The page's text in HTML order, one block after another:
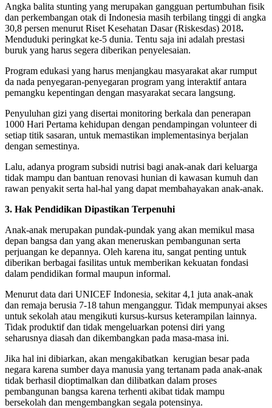
Angka balita stunting yang merupakan gangguan pertumbuhan fisik
dan perkembangan otak di Indonesia masih terbilang tinggi di angka
30,8 persen menurut Riset Kesehatan Dasar (Riskesdas) 2018.
Menduduki peringkat ke-5 dunia. Tentu saja ini adalah prestasi
buruk yang harus segera diberikan penyelesaian.
Program edukasi yang harus menjangkau masyarakat akar rumput
da nada penyegaran-penyegaran program yang interaktif antara
pemangku kepentingan dengan masyarakat secara langsung.
Penyuluhan gizi yang disertai monitoring berkala dan penerapan
1000 Hari Pertama kehidupan dengan pendampingan volunteer di
setiap titik sasaran, untuk memastikan implementasinya berjalan
dengan semestinya.
Lalu, adanya program subsidi nutrisi bagi anak-anak dari keluarga
tidak mampu dan bantuan renovasi hunian di kawasan kumuh dan
rawan penyakit serta hal-hal yang dapat membahayakan anak-anak.
3. Hak Pendidikan Dipastikan Terpenuhi
Anak-anak merupakan pundak-pundak yang akan memikul masa
depan bangsa dan yang akan meneruskan pembangunan serta
perjuangan ke depannya. Oleh karena itu, sangat penting untuk
diberikan berbagai fasilitas untuk memberikan kekuatan fondasi
dalam pendidikan formal maupun informal.
Menurut data dari UNICEF Indonesia, sekitar 4,1 juta anak-anak
dan remaja berusia 7-18 tahun menganggur. Tidak mempunyai akses
untuk sekolah atau mengikuti kursus-kursus keterampilan lainnya.
Tidak produktif dan tidak mengeluarkan potensi diri yang
seharusnya diasah dan dikembangkan pada masa-masa ini.
Jika hal ini dibiarkan, akan mengakibatkan kerugian besar pada
negara karena sumber daya manusia yang tertanam pada anak-anak
tidak berhasil dioptimalkan dan dilibatkan dalam proses
pembangunan bangsa karena terhenti akibat tidak mampu
bersekolah dan mengembangkan segala potensinya.